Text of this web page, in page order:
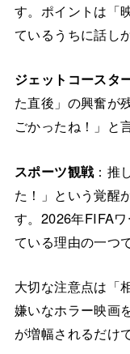
す。ポイントは「
ているうちに話し
ジェットコースタ
た直後」の興奮が
ごかったね！」と
スポーツ観戦：推
た！」という覚醒
す。2026年FIFA
ている理由の一つで
大切な注意点は「
嫌いなホラー映画
が増幅されるだけ